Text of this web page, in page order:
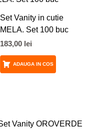
Set Vanity in cutie
MELA. Set 100 buc
183,00 lei
ADAUGA IN COS